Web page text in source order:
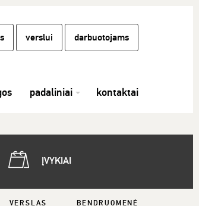
verslui darbuotojams
padaliniai kontaktai
ĮVYKIAI
VERSLAS BENDRUOMENĖ